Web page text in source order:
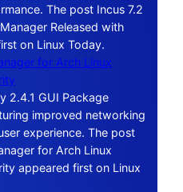
The post Incus 7.2
Released with
on Linux Today.
for Arch Linux
2.4.1 GUI Package
improved networking
experience. The post
for Arch Linux
appeared first on Linux